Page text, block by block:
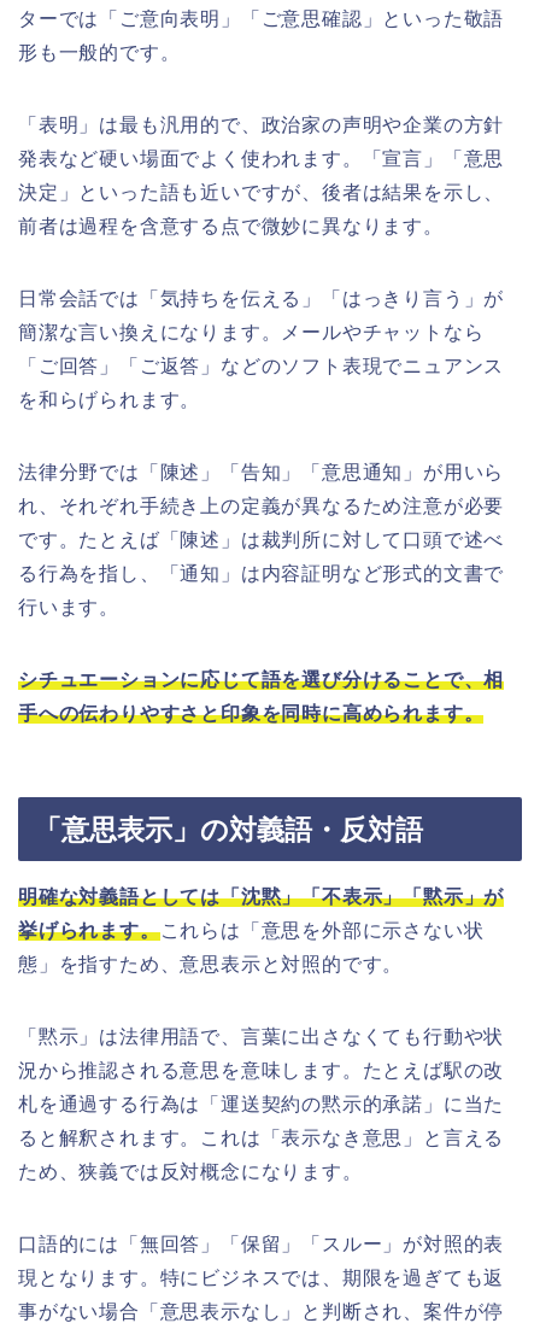
ターでは「ご意向表明」「ご意思確認」といった敬語
形も一般的です。
「表明」は最も汎用的で、政治家の声明や企業の方針
発表など硬い場面でよく使われます。「宣言」「意思
決定」といった語も近いですが、後者は結果を示し、
前者は過程を含意する点で微妙に異なります。
日常会話では「気持ちを伝える」「はっきり言う」が
簡潔な言い換えになります。メールやチャットなら
「ご回答」「ご返答」などのソフト表現でニュアンス
を和らげられます。
法律分野では「陳述」「告知」「意思通知」が用いら
れ、それぞれ手続き上の定義が異なるため注意が必要
です。たとえば「陳述」は裁判所に対して口頭で述べ
る行為を指し、「通知」は内容証明など形式的文書で
行います。
シチュエーションに応じて語を選び分けることで、相
手への伝わりやすさと印象を同時に高められます。
「意思表示」の対義語・反対語
明確な対義語としては「沈黙」「不表示」「黙示」が
挙げられます。これらは「意思を外部に示さない状
態」を指すため、意思表示と対照的です。
「黙示」は法律用語で、言葉に出さなくても行動や状
況から推認される意思を意味します。たとえば駅の改
札を通過する行為は「運送契約の黙示的承諾」に当た
ると解釈されます。これは「表示なき意思」と言える
ため、狭義では反対概念になります。
口語的には「無回答」「保留」「スルー」が対照的表
現となります。特にビジネスでは、期限を過ぎても返
事がない場合「意思表示なし」と判断され、案件が停